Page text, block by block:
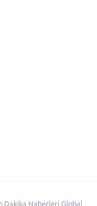
Dakika Haberleri Global